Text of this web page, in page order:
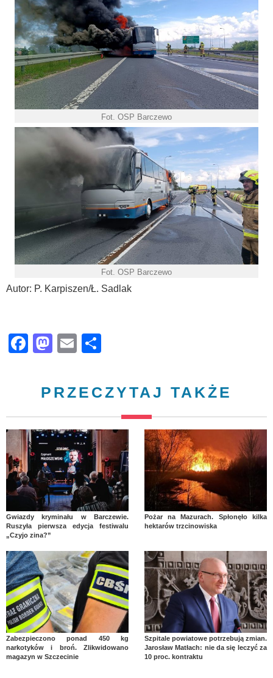
Fot. OSP Barczewo
Fot. OSP Barczewo
Autor: P. Karpiszen/Ł. Sadlak
Facebook
Mastodon
Email
PRZECZYTAJ TAKŻE
Gwiazdy kryminału w Barczewie.
Ruszyła pierwsza edycja festiwalu
„Czyjo zina?”
Pożar na Mazurach. Spłonęło kilka
hektarów trzcinowiska
Zabezpieczono ponad 450 kg
narkotyków i broń. Zlikwidowano
magazyn w Szczecinie
Szpitale powiatowe potrzebują zmian.
Jarosław Matłach: nie da się leczyć za
10 proc. kontraktu